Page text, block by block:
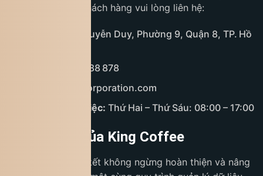
quyền bảo mật, khách hàng vui lòng liên hệ:
208 Nguyễn Duy, Phường 9, Quận 8, TP. Hồ
1900 588 878
cs@tnicorporation.com
Thời gian làm việc: Thứ Hai – Thứ Sáu: 08:00 – 17:00
9. Cam kết của King Coffee
King Coffee cam kết không ngừng hoàn thiện và nâng